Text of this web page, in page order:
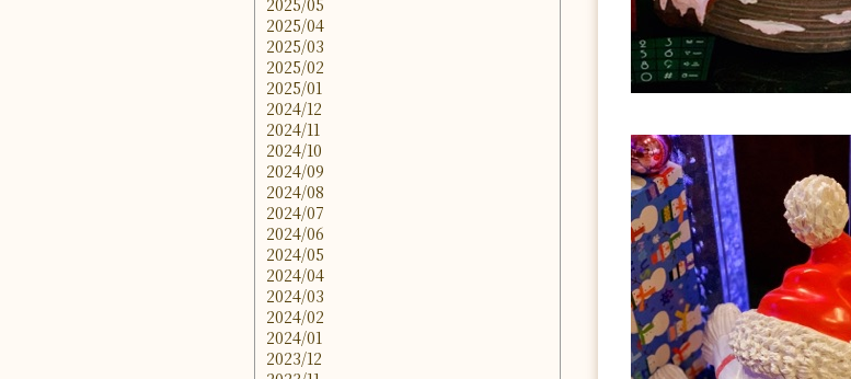
2025/05
2025/04
2025/03
2025/02
2025/01
2024/12
2024/11
2024/10
2024/09
2024/08
2024/07
2024/06
2024/05
2024/04
2024/03
2024/02
2024/01
2023/12